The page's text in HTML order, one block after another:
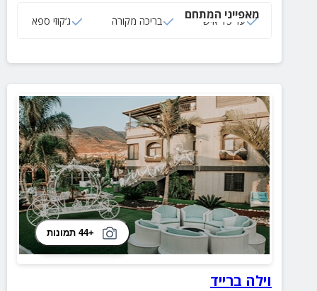
מאפייני המתחם
עד 15 איש בריכה מקורה ג‘קוזי ספא
+44 תמונות
וילה ברייד